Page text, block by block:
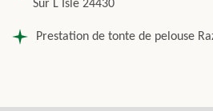
Sur L Isle 24430
Prestation de tonte de pelouse